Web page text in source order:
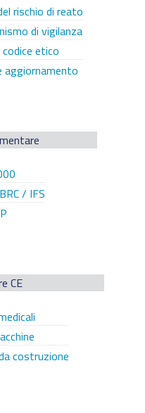
rischio di reato
di vigilanza
etico
aggiornamento
/ IFS
CE
costruzione